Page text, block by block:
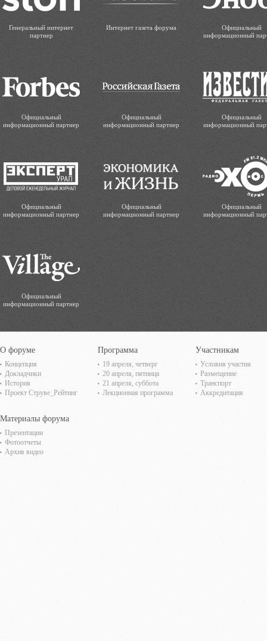
Генеральный интернет
партнер
Интернет газета форума
Официальный
информационный
Официальный
информационный партнер
Официальный
информационный партнер
Официальный
информационный
Официальный
информационный партнер
Официальный
информационный партнер
Официальный
информационный
Официальный
информационный партнер
О форуме
Концепция
Докладчики
История
Проект Струве_Рейтинг
Программа
19 апреля, четверг
20 апреля, пятница
21 апреля, суббота
Лекционная программа
Участникам
Условия участия
Размещение
Транспорт
Аккредитация
Материалы форума
Презентации
Фотоотчеты
Архив видео